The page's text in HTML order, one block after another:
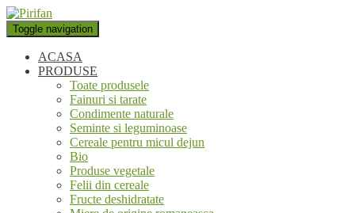
Toggle navigation
ACASA
PRODUSE
Toate produsele
Fainuri si tarate
Condimente naturale
Seminte si leguminoase
Cereale pentru micul dejun
Bio
Produse vegetale
Felii din cereale
Fructe deshidratate
personaliza conținutul și anunțurile, pentru a oferi funcții de rețele
sociale și pentru a analiza traficul. De asemenea, le oferim partenerilor
de rețele sociale, de publicitate și de analize informații cu privire la
modul în care folosiți site-ul nostru. Aceștia le pot combina cu alte
informații oferite de dvs. sau culese în urma folosirii serviciilor lor.
Okay, thanks